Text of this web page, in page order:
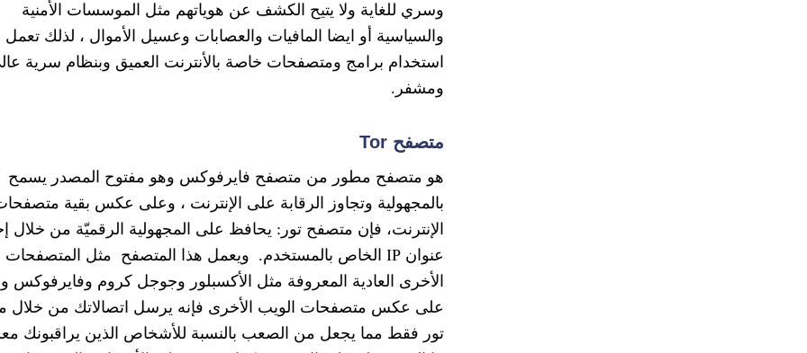
وسري للغاية ولا يتيح الكشف عن هوياتهم مثل الموسسات الأمنية
والسياسية أو ايضا المافيات والعصابات وعسيل الأموال ، لذلك
استخدام برامج ومتصفحات خاصة بالأنترنت العميق وبنظام سرية
ومشفر.
متصفح Tor
هو متصفح مطور من متصفح فايرفوكس وهو مفتوح المصدر يسمح
بالمجهولية وتجاوز الرقابة على الإنترنت ، وعلى عكس بقية
الإنترنت، فإن متصفح تور: يحافظ على المجهولية الرقميّة من خلال
عنوان IP الخاص بالمستخدم. ويعمل هذا المتصفح مثل المتصفحات
الأخرى العادية المعروفة مثل الأكسبلور وجوجل كروم وفايرفوكس
على عكس متصفحات الويب الأخرى فإنه يرسل اتصالاتك من خلال
تور فقط مما يجعل من الصعب بالنسبة للأشخاص الذين يراقبونك